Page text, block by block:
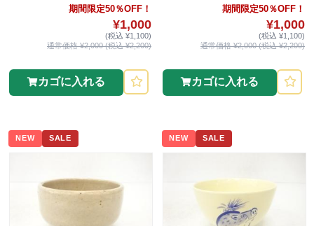
期間限定50％OFF！
¥1,000
(税込 ¥1,100)
通常価格 ¥2,000 (税込 ¥2,200)
カゴに入れる
期間限定50％OFF！
¥1,000
(税込 ¥1,100)
通常価格 ¥2,000 (税込 ¥2,200)
カゴに入れる
NEW SALE NEW SALE